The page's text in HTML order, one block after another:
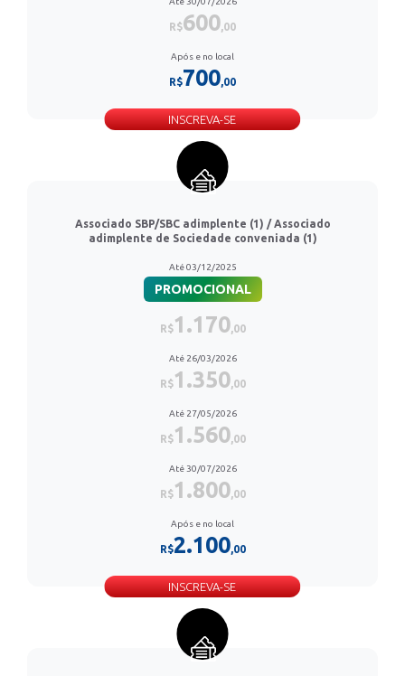
R$600,00
Após e no local
R$700,00
INSCREVA-SE
Associado SBP/SBC adimplente (1) / Associado
adimplente de Sociedade conveniada (1)
Até 03/12/2025
PROMOCIONAL
R$1.170,00
Até 26/03/2026
R$1.350,00
Até 27/05/2026
R$1.560,00
Até 30/07/2026
R$1.800,00
Após e no local
R$2.100,00
INSCREVA-SE